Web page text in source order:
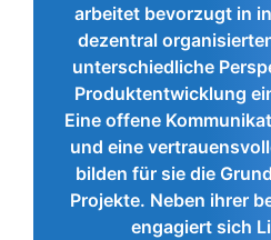
arbeitet bevorzugt in
dezentral
unterschiedliche
Produktentwicklung
Eine offene
und eine
bilden für sie die
Projekte. Neben ihrer
engagiert sich